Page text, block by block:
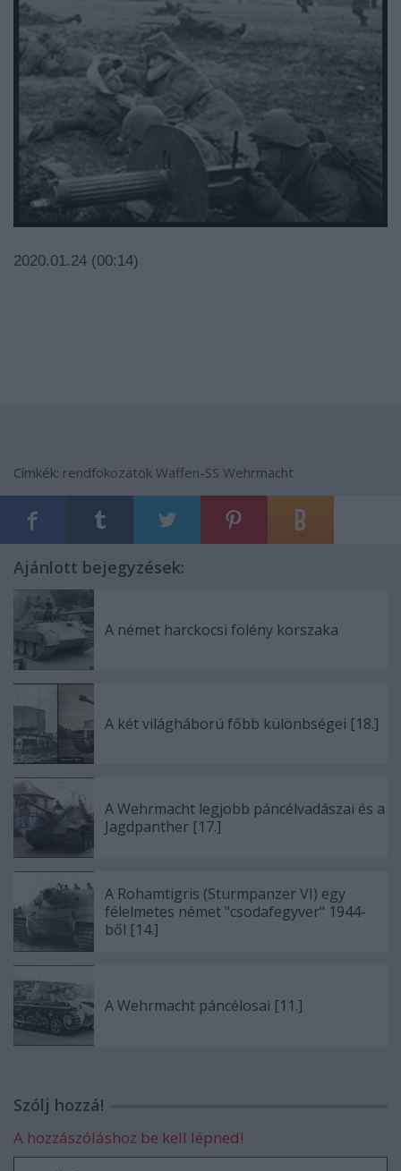
2020.01.24 (00:14)
Címkék: rendfokozatok Waffen-SS Wehrmacht
Ajánlott bejegyzések:
A német harckocsi fölény korszaka
A két világháború főbb különbségei [18.]
A Wehrmacht legjobb páncélvadászai és a
Jagdpanther [17.]
A Rohamtigris (Sturmpanzer VI) egy
félelmetes német "csodafegyver" 1944-
ből [14.]
A Wehrmacht páncélosai [11.]
Szólj hozzá!
A hozzászóláshoz be kell lépned!